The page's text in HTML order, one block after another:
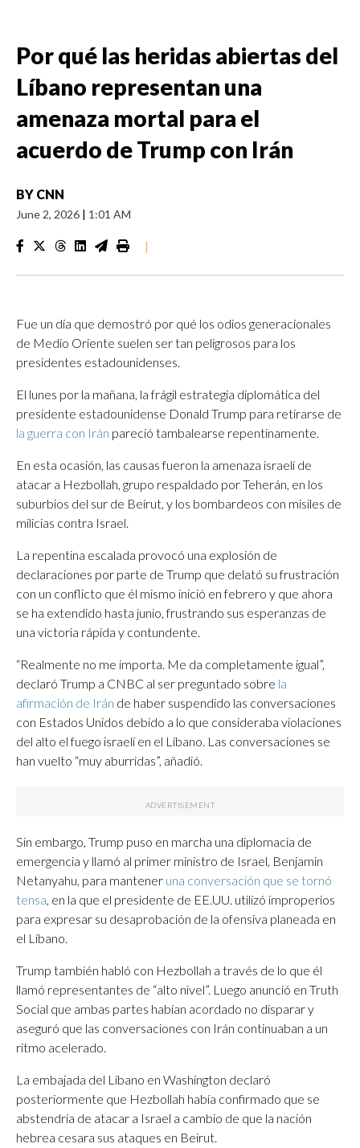
Por qué las heridas abiertas del
Líbano representan una
amenaza mortal para el
acuerdo de Trump con Irán
BY CNN
June 2, 2026 | 1:01 AM
|
Fue un día que demostró por qué los odios generacionales
de Medio Oriente suelen ser tan peligrosos para los
presidentes estadounidenses.
El lunes por la mañana, la frágil estrategia diplomática del
presidente estadounidense Donald Trump para retirarse de
la guerra con Irán pareció tambalearse repentinamente.
En esta ocasión, las causas fueron la amenaza israelí de
atacar a Hezbollah, grupo respaldado por Teherán, en los
suburbios del sur de Beirut, y los bombardeos con misiles de
milicias contra Israel.
La repentina escalada provocó una explosión de
declaraciones por parte de Trump que delató su frustración
con un conflicto que él mismo inició en febrero y que ahora
se ha extendido hasta junio, frustrando sus esperanzas de
una victoria rápida y contundente.
“Realmente no me importa. Me da completamente igual”,
declaró Trump a CNBC al ser preguntado sobre la
afirmación de Irán de haber suspendido las conversaciones
con Estados Unidos debido a lo que consideraba violaciones
del alto el fuego israelí en el Líbano. Las conversaciones se
han vuelto “muy aburridas”, añadió.
Sin embargo, Trump puso en marcha una diplomacia de
emergencia y llamó al primer ministro de Israel, Benjamin
Netanyahu, para mantener una conversación que se tornó
tensa, en la que el presidente de EE.UU. utilizó improperios
para expresar su desaprobación de la ofensiva planeada en
el Líbano.
Trump también habló con Hezbollah a través de lo que él
llamó representantes de “alto nivel”. Luego anunció en Truth
Social que ambas partes habían acordado no disparar y
aseguró que las conversaciones con Irán continuaban a un
ritmo acelerado.
La embajada del Líbano en Washington declaró
posteriormente que Hezbollah había confirmado que se
abstendría de atacar a Israel a cambio de que la nación
hebrea cesara sus ataques en Beirut.